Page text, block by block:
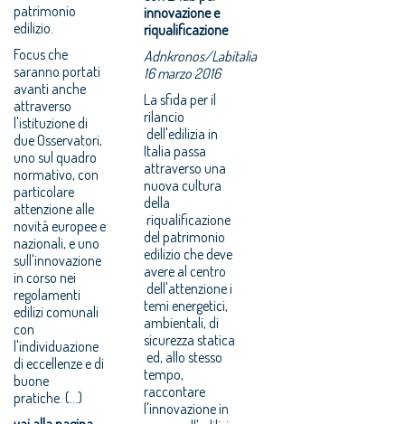
patrimonio
edilizio.
Focus che
saranno portati
avanti anche
attraverso
l'istituzione di
due Osservatori,
uno sul quadro
normativo, con
particolare
attenzione alle
novità europee e
nazionali, e uno
sull'innovazione
in corso nei
regolamenti
edilizi comunali
con
l'individuazione
di eccellenze e di
buone
pratiche. (...)
innovazione e
riqualificazione
Adnkronos/Labitalia
16 marzo 2016
La sfida per il
rilancio
dell'edilizia in
Italia passa
attraverso una
nuova cultura
della
riqualificazione
del patrimonio
edilizio che deve
avere al centro
dell'attenzione i
temi energetici,
ambientali, di
sicurezza statica
ed, allo stesso
tempo,
raccontare
l'innovazione in